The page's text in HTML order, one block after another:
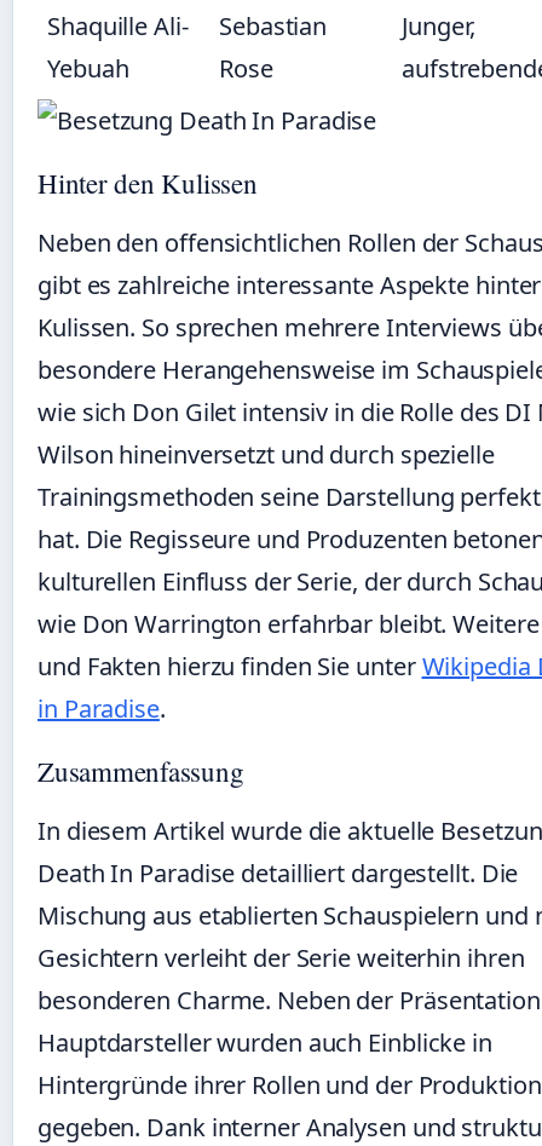
Shaquille Ali-
Yebuah
Sebastian
Rose
Junger,
Hinter den Kulissen
Neben den offensichtlichen Rollen der
gibt es zahlreiche interessante Aspekte
Kulissen. So sprechen mehrere Interviews
besondere Herangehensweise im
wie sich Don Gilet intensiv in die Rolle des DI
Wilson hineinversetzt und durch spezielle
Trainingsmethoden seine Darstellung
hat. Die Regisseure und Produzenten
kulturellen Einfluss der Serie, der durch
wie Don Warrington erfahrbar bleibt.
und Fakten hierzu finden Sie unterWikipedia
in Paradise.
Zusammenfassung
In diesem Artikel wurde die aktuelle
Death In Paradise detailliert dargestellt. Die
Mischung aus etablierten Schauspielern und
Gesichtern verleiht der Serie weiterhin ihren
besonderen Charme. Neben der
Hauptdarsteller wurden auch Einblicke in
Hintergründe ihrer Rollen und der Produktion
gegeben. Dank interner Analysen und